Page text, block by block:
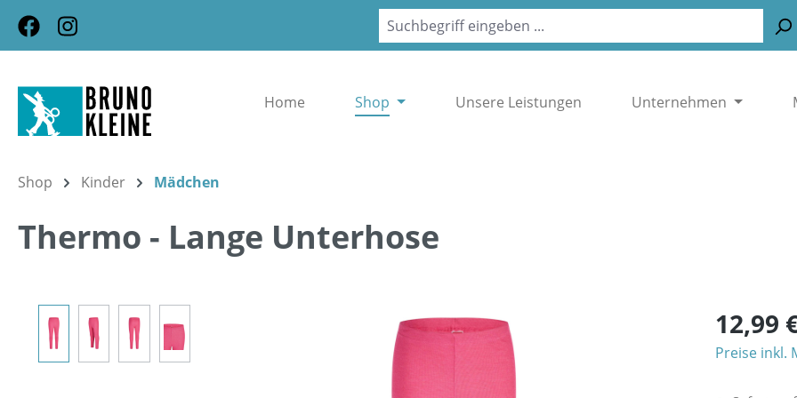
Hauptinhalt springen
Zur Suche springen
Zur Hauptnavigation springen
Home Shop Unsere Leistungen Unternehmen
Shop Kinder Mädchen
Thermo - Lange Unterhose
Bildergalerie überspringen 12,99
Preise inkl.